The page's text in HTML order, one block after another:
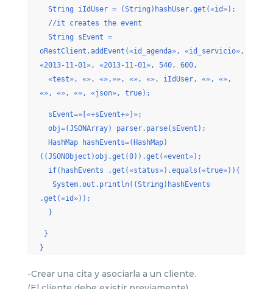
String iIdUser = (String)hashUser.get(«id»);
//it creates the event
String sEvent =
oRestClient.addEvent(«id_agenda», «id_servicio»,
«2013-11-01», «2013-11-01», 540, 600,
«test», «», «»,»», «», «», iIdUser, «», «»,
«», «», «», «json», true);
sEvent=»[«+sEvent+»]»;
obj=(JSONArray) parser.parse(sEvent);
HashMap hashEvents=(HashMap)
((JSONObject)obj.get(0)).get(«event»);
if(hashEvents .get(«status»).equals(«true»)){
System.out.println((String)hashEvents
.get(«id»));
}
}
}
-Crear una cita y asociarla a un cliente.